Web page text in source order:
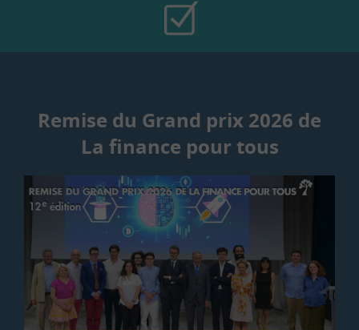
Remise du Grand prix 2026 de
La finance pour tous